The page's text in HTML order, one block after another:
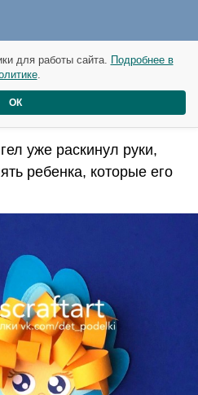
уже раскинул руки,
ребенка, которые его
для работы сайта. Подробнее в
.
ОК